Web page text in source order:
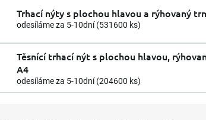
Trhací nýty s plochou hlavou a rýhovaný
odesíláme za 5-10dní(531600 ks)
Těsnící trhací nýt s plochou hlavou,
A4
odesíláme za 5-10dní(204600 ks)